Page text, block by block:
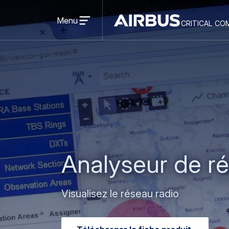
Criticalcommunications
critical
menu
Menu
Analyseur de
Visualisez le réseau radio